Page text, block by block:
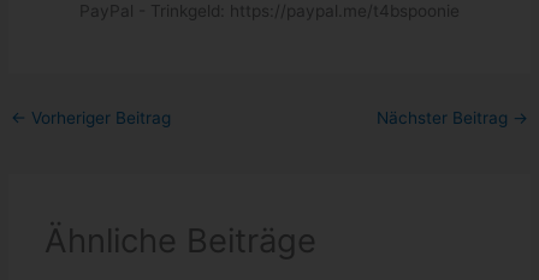
PayPal - Trinkgeld: https://paypal.me/t4bspoonie
← Vorheriger Beitrag Nächster Beitrag →
Ähnliche Beiträge